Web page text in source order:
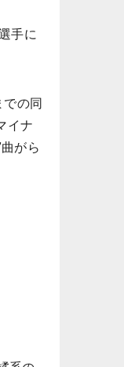
手に
の同
イナ
がら